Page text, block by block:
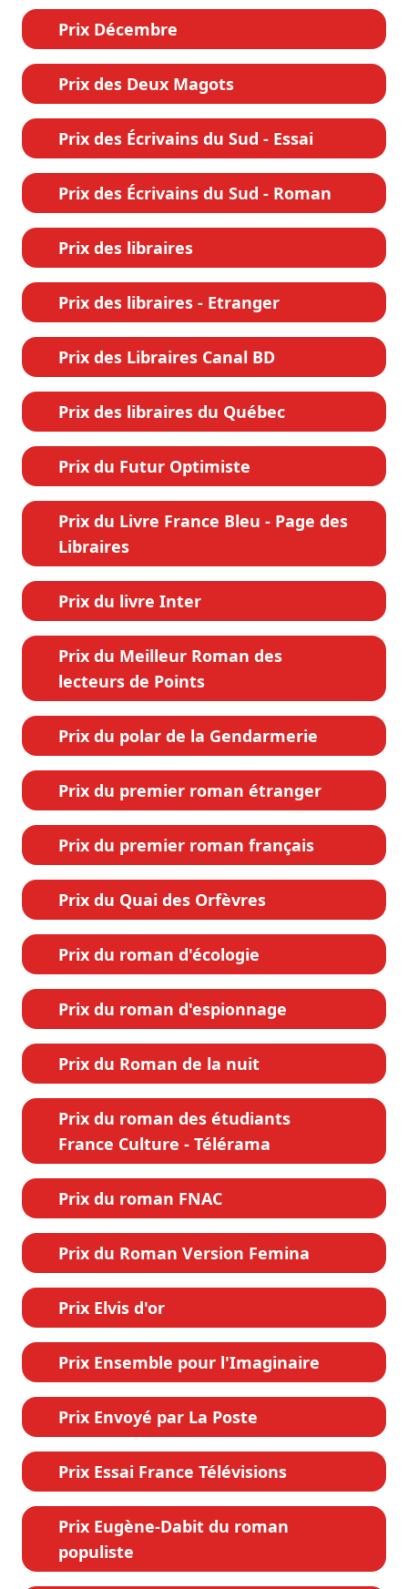
Prix Décembre
Prix des Deux Magots
Prix des Écrivains du Sud - Essai
Prix des Écrivains du Sud - Roman
Prix des libraires
Prix des libraires - Etranger
Prix des Libraires Canal BD
Prix des libraires du Québec
Prix du Futur Optimiste
Prix du Livre France Bleu - Page des
Libraires
Prix du livre Inter
Prix du Meilleur Roman des
lecteurs de Points
Prix du polar de la Gendarmerie
Prix du premier roman étranger
Prix du premier roman français
Prix du Quai des Orfèvres
Prix du roman d'écologie
Prix du roman d'espionnage
Prix du Roman de la nuit
Prix du roman des étudiants
France Culture - Télérama
Prix du roman FNAC
Prix du Roman Version Femina
Prix Elvis d'or
Prix Ensemble pour l'Imaginaire
Prix Envoyé par La Poste
Prix Essai France Télévisions
Prix Eugène-Dabit du roman
populiste